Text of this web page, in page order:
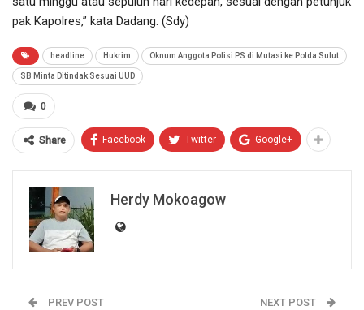
pak Kapolres,” kata Dadang. (Sdy)
headline Hukrim Oknum Anggota Polisi PS di Mutasi ke Polda Sulut
SB Minta Ditindak Sesuai UUD
0
Share Facebook Twitter Google+
Herdy Mokoagow
PREV POST NEXT POST